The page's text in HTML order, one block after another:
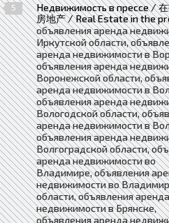
5
Недвижимость в прессе /
房地产 / Real Estate in the
объявления аренда
Иркутской области,
аренда недвижимости в
объявления аренда
Воронежской области,
аренда недвижимости в
объявления аренда
Вологодской области,
аренда недвижимости в
объявления аренда
Волгоградской области,
аренда недвижимости во
Владимире, объявления
недвижимости во
области, объявления аренда
недвижимости в Брянске,
объявления аренда